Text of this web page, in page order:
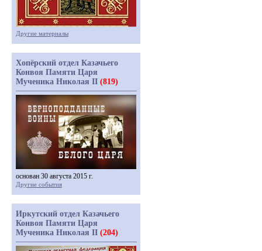
Другие материалы
Хопёрский отдел Казачьего
Конвоя Памяти Царя
Мученика Николая II (819)
основан 30 августа 2015 г.
Другие события
Иркутский отдел Казачьего
Конвоя Памяти Царя
Мученика Николая II (204)